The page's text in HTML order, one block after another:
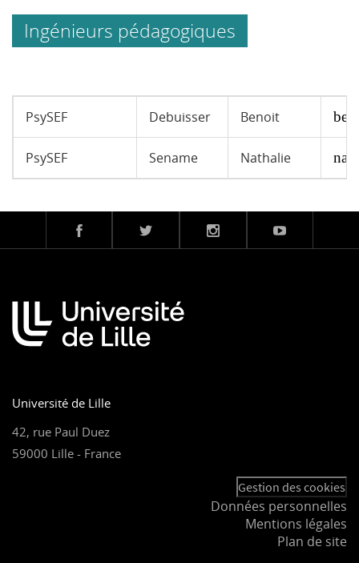
Ingénieurs pédagogiques
PsySEF Debuisser Benoit
PsySEF Sename Nathalie
Université de Lille
42, rue Paul Duez
59000 Lille - France
Gestion des cookies
Données personnelles
Mentions légales
Plan de site